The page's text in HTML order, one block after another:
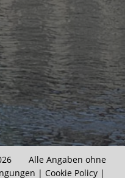
Alle Angaben ohne
| Cookie Policy|